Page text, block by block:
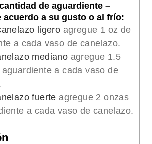
de aguardiente –
acuerdo a su gusto o al frío:
ligero agregue 1 oz de
a cada vaso de canelazo.
mediano agregue 1.5
a cada vaso de
fuerte agregue 2 onzas
a cada vaso de canelazo.